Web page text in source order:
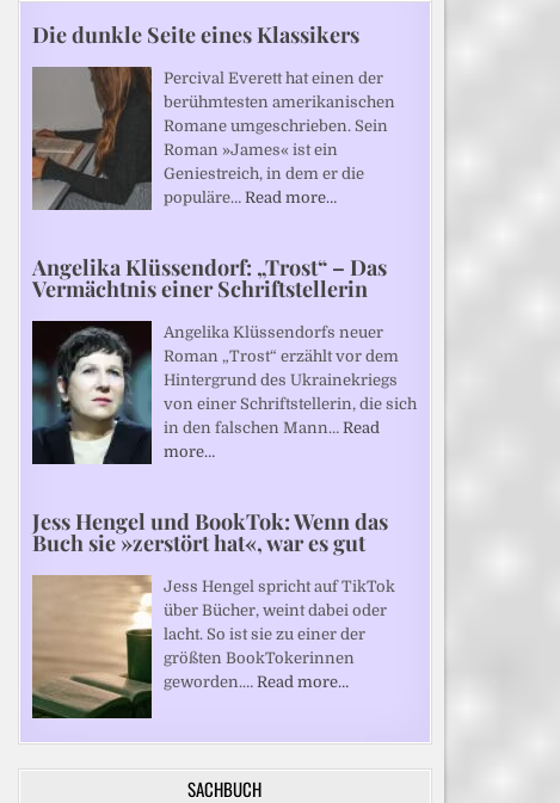
Die dunkle Seite eines Klassikers
Percival Everett hat einen der
berühmtesten amerikanischen
Romane umgeschrieben. Sein
Roman »James« ist ein
Geniestreich, in dem er die
populäre… Read more…
Angelika Klüssendorf: „Trost“ – Das
Vermächtnis einer Schriftstellerin
Angelika Klüssendorfs neuer
Roman „Trost“ erzählt vor dem
Hintergrund des Ukrainekriegs
von einer Schriftstellerin, die sich
in den falschen Mann… Read
more…
Jess Hengel und BookTok: Wenn das
Buch sie »zerstört hat«, war es gut
Jess Hengel spricht auf TikTok
über Bücher, weint dabei oder
lacht. So ist sie zu einer der
größten BookTokerinnen
geworden.… Read more…
SACHBUCH